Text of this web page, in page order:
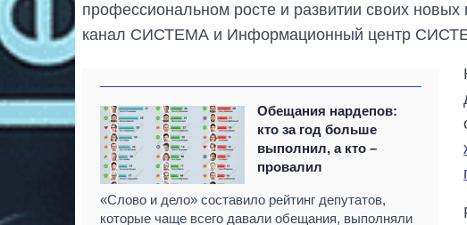
профессиональном росте и развитии своих новых
канал СИСТЕМА и Информационный центр
Обещания нардепов:
кто за год больше
выполнил, а кто –
провалил
«Слово и дело» составило рейтинг депутатов,
которые чаще всего давали обещания, выполняли